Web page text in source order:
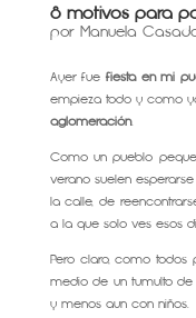
8 motivos para
por Manuela
Ayer fue fiesta en mi
empieza todo y como
aglomeración.
Como un pueblo
verano suelen
la calle, de
a la que solo ves esos
Pero claro, como
medio de un tumulto
y menos aun con niños.